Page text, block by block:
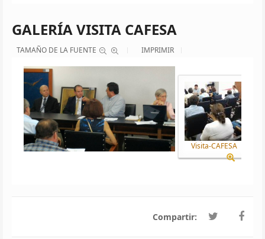
GALERÍA VISITA CAFESA
TAMAÑO DE LA FUENTE IMPRIMIR
Visita-CAFESA
Compartir: